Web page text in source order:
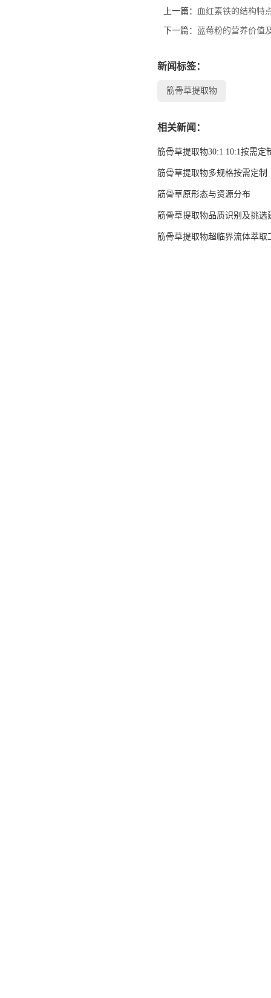
上一篇： 血红素铁的结构特
下一篇： 蓝莓粉的营养价值
新闻标签：
筋骨草提取物
相关新闻：
筋骨草提取物30:1 10:1按需定
筋骨草提取物多规格按需定制
筋骨草原形态与资源分布
筋骨草提取物品质识别及挑选
筋骨草提取物超临界流体萃取